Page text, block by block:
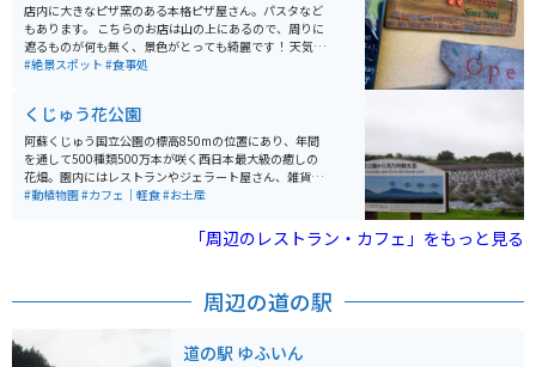
店内に大きなピザ窯のある本格ピザ屋さん。パスタなど
もあります。 こちらのお店は山の上にあるので、周りに
遮るものが何も無く、景色がとっても綺麗です！ 天気が
良い日には、青空と山々の緑が映えて綺麗です。 駐車場
いのでお店に行って名前を書いて、呼ばれるのをお店の
近くで待つというスタイルです。 素晴らしい景色を眺め
ながら、美味しいピザが楽しめるお店です！
#絶景スポット #食事処
くじゅう花公園
阿蘇くじゅう国立公園の標高850mの位置にあり、年間
を通して500種類500万本が咲く西日本最大級の癒しの
花畑。園内にはレストランやジェラート屋さん、雑貨屋
さん、体験工房などショップも充実しています。
#動植物園#カフェ｜軽食#お土産
「周辺のレストラン・カフェ」をもっと見る
周辺の道の駅
道の駅 ゆふいん